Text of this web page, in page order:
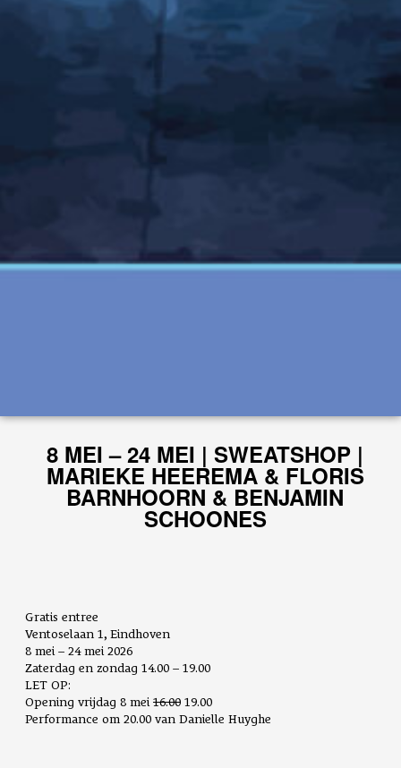
8 MEI – 24 MEI | SWEATSHOP |
MARIEKE HEEREMA & FLORIS
BARNHOORN & BENJAMIN
SCHOONES
Gratis entree
Ventoselaan 1, Eindhoven
8 mei – 24 mei 2026
Zaterdag en zondag 14.00 – 19.00
LET OP:
Opening vrijdag 8 mei 16.00 19.00
Performance om 20.00 van Danielle Huyghe